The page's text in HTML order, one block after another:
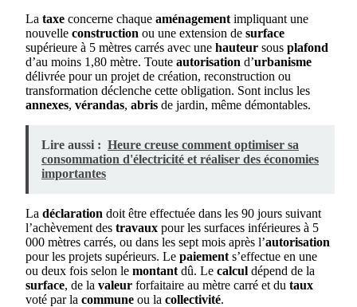
La taxe concerne chaque aménagement impliquant une
nouvelle construction ou une extension de surface
supérieure à 5 mètres carrés avec une hauteur sous plafond
d’au moins 1,80 mètre. Toute autorisation d’urbanisme
délivrée pour un projet de création, reconstruction ou
transformation déclenche cette obligation. Sont inclus les
annexes, vérandas, abris de jardin, même démontables.
Lire aussi : Heure creuse comment optimiser sa
consommation d'électricité et réaliser des économies
importantes
La déclaration doit être effectuée dans les 90 jours suivant
l’achèvement des travaux pour les surfaces inférieures à 5
000 mètres carrés, ou dans les sept mois après l’autorisation
pour les projets supérieurs. Le paiement s’effectue en une
ou deux fois selon le montant dû. Le calcul dépend de la
surface, de la valeur forfaitaire au mètre carré et du taux
voté par la commune ou la collectivité.